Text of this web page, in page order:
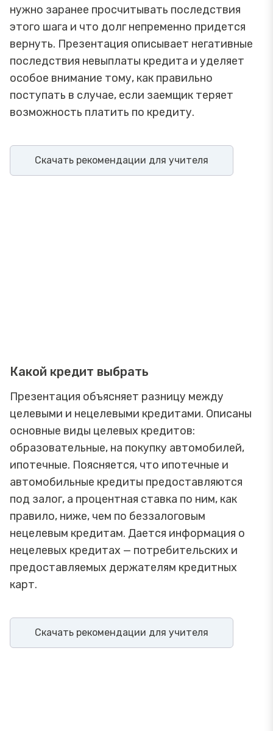
нужно заранее просчитывать последствия
этого шага и что долг непременно придется
вернуть. Презентация описывает негативные
последствия невыплаты кредита и уделяет
особое внимание тому, как правильно
поступать в случае, если заемщик теряет
возможность платить по кредиту.
Скачать рекомендации для учителя
Какой кредит выбрать
Презентация объясняет разницу между
целевыми и нецелевыми кредитами. Описаны
основные виды целевых кредитов:
образовательные, на покупку автомобилей,
ипотечные. Поясняется, что ипотечные и
автомобильные кредиты предоставляются
под залог, а процентная ставка по ним, как
правило, ниже, чем по беззалоговым
нецелевым кредитам. Дается информация о
нецелевых кредитах — потребительских и
предоставляемых держателям кредитных
карт.
Скачать рекомендации для учителя